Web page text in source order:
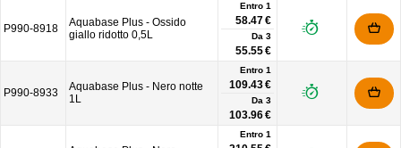
P990-8918
Aquabase Plus - Ossido
giallo ridotto 0,5L
Entro 1
58.47 €
Da 3
55.55 €
P990-8933
Aquabase Plus - Nero notte
1L
Entro 1
109.43 €
Da 3
103.96 €
Entro 1